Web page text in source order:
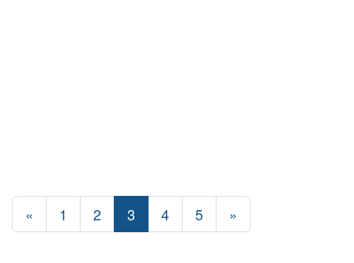
« 1 2 3 4 5 »